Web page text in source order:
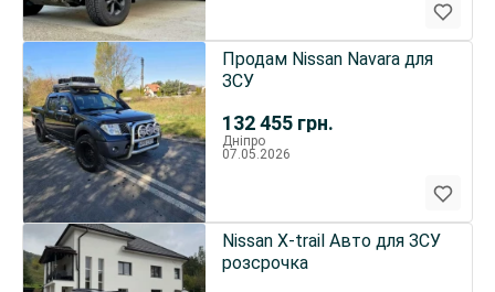
132 455 грн.
Продам Nissan Navara для
ЗСУ
Дніпро
07.05.2026
Nissan X-trail Авто для ЗСУ
розсрочка